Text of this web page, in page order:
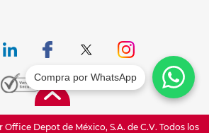
Depot de México, S.A. de C.V. Todos los
Compra por WhatsApp